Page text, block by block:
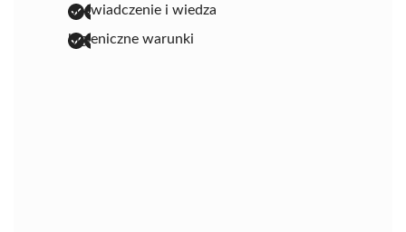
doświadczenie i wiedza
higieniczne warunki